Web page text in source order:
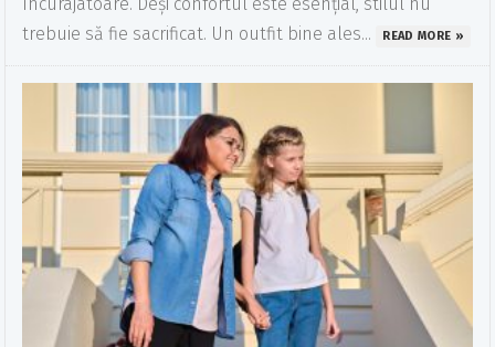
trebuie să fie sacrificat. Un outfit bine ales...
READ MORE »